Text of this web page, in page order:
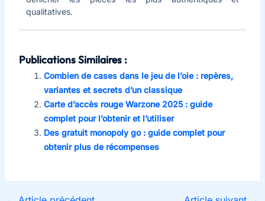
qualitatives.
Publications Similaires :
Combien de cases dans le jeu de l’oie : repères,
variantes et secrets d’un classique
Carte d’accès rouge Warzone 2025 : guide
complet pour l’obtenir et l’utiliser
Des gratuit monopoly go : guide complet pour
obtenir plus de récompenses